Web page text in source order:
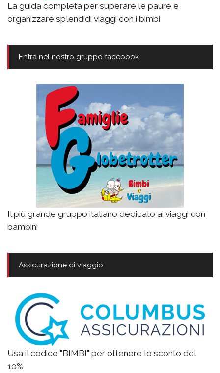
La guida completa per superare le paure e
organizzare splendidi viaggi con i bimbi
Entra nel nostro gruppo facebook
Il più grande gruppo italiano dedicato ai viaggi con
bambini
Assicurazione di viaggio
Usa il codice "BIMBI" per ottenere lo sconto del
10%